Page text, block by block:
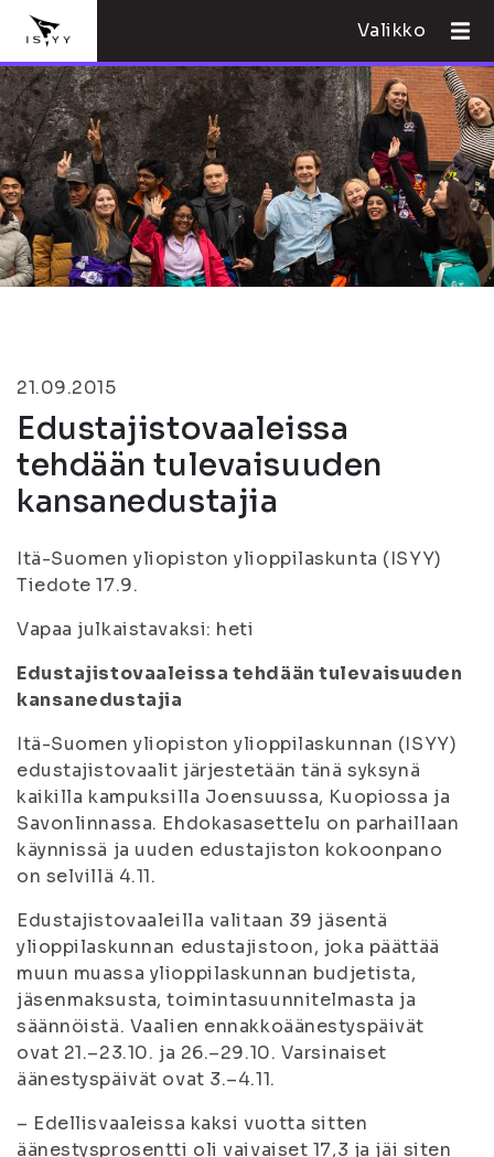
Valikko
21.09.2015
Edustajistovaaleissa
tehdään tulevaisuuden
kansanedustajia
Itä-Suomen yliopiston ylioppilaskunta (ISYY)
Tiedote 17.9.
Vapaa julkaistavaksi: heti
Edustajistovaaleissa tehdään tulevaisuuden
kansanedustajia
Itä-Suomen yliopiston ylioppilaskunnan (ISYY)
edustajistovaalit järjestetään tänä syksynä
kaikilla kampuksilla Joensuussa, Kuopiossa ja
Savonlinnassa. Ehdokasasettelu on parhaillaan
käynnissä ja uuden edustajiston kokoonpano
on selvillä 4.11.
Edustajistovaaleilla valitaan 39 jäsentä
ylioppilaskunnan edustajistoon, joka päättää
muun muassa ylioppilaskunnan budjetista,
jäsenmaksusta, toimintasuunnitelmasta ja
säännöistä. Vaalien ennakkoäänestyspäivät
ovat 21.–23.10. ja 26.–29.10. Varsinaiset
äänestyspäivät ovat 3.–4.11.
– Edellisvaaleissa kaksi vuotta sitten
äänestysprosentti oli vaivaiset 17,3 ja jäi siten